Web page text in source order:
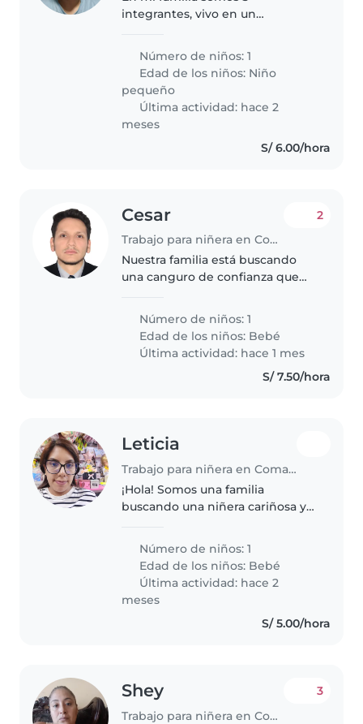
integrantes, vivo en un
Número de niños: 1
Edad de los niños: Niño
pequeño
Última actividad: hace 2
meses
S/ 6.00/hora
Cesar
Trabajo para niñera en Comas (Departamento de Lima)
2
Nuestra familia está buscando
una canguro de confianza que
de 6 meses. Necesitamos una
canguro que se sienta cómoda
con una gatito y con algunas
Número de niños: 1
Edad de los niños: Bebé
Última actividad: hace 1 mes
S/ 7.50/hora
Leticia
Trabajo para niñera en Comas (Departamento de Lima)
¡Hola! Somos una familia
buscando una niñera cariñosa y
Nuestro pequeño es muy
amigable y curioso, siempre
lleno de energía. Buscamos a
alguien cómodo/a..
Número de niños: 1
Edad de los niños: Bebé
Última actividad: hace 2
meses
S/ 5.00/hora
Shey
Trabajo para niñera en Comas (Departamento de Lima)
3